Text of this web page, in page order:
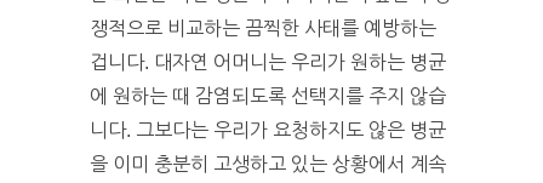
쟁적으로 비교하는 끔찍한 사태를 예방하는
겁니다. 대자연 어머니는 우리가 원하는 병균
에 원하는 때 감염되도록 선택지를 주지 않습
니다. 그보다는 우리가 요청하지도 않은 병균
을 이미 충분히 고생하고 있는 상황에서 계속